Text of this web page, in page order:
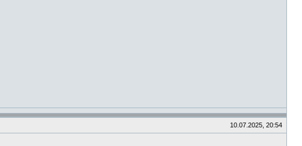
10.07.2025, 20:54